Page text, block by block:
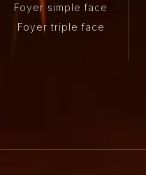
Foyer simple face
Foyer triple face